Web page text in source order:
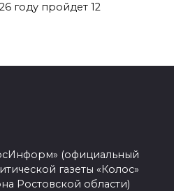
году пройдет 12
(официальный
газеты «Колос»
Ростовской области)